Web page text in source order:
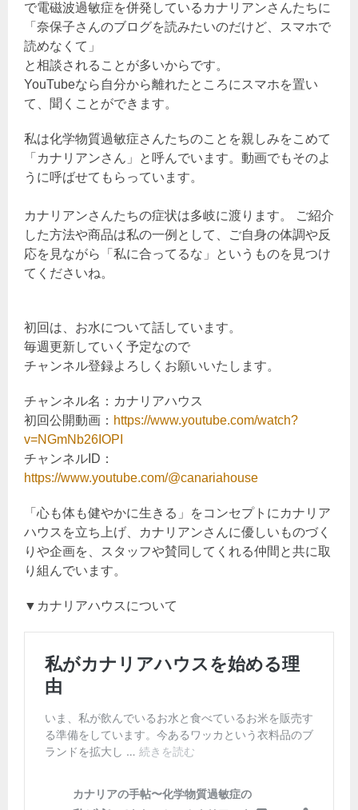
で電磁波過敏症を併発しているカナリアンさんたちに
「奈保子さんのブログを読みたいのだけど、スマホで
読めなくて」
と相談されることが多いからです。
YouTubeなら自分から離れたところにスマホを置い
て、聞くことができます。
私は化学物質過敏症さんたちのことを親しみをこめて
「カナリアンさん」と呼んでいます。動画でもそのよ
うに呼ばせてもらっています。
カナリアンさんたちの症状は多岐に渡ります。 ご紹介
した方法や商品は私の一例として、ご自身の体調や反
応を見ながら「私に合ってるな」というものを見つけ
てくださいね。
初回は、お水について話しています。
毎週更新していく予定なので
チャンネル登録よろしくお願いいたします。
チャンネル名：カナリアハウス
初回公開動画： https://www.youtube.com/watch?
v=NGmNb26IOPI
チャンネルID：
https://www.youtube.com/@canariahouse
「心も体も健やかに生きる」をコンセプトにカナリア
ハウスを立ち上げ、カナリアンさんに優しいものづく
りや企画を、スタッフや賛同してくれる仲間と共に取
り組んでいます。
▼カナリアハウスについて